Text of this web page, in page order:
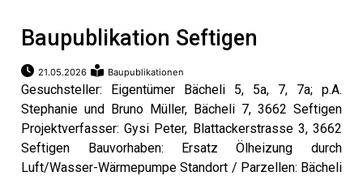
Baupublikation Seftigen
21.05.2026 Baupublikationen
Gesuchsteller: Eigentümer Bächeli 5, 5a, 7, 7a; p.A.
Stephanie und Bruno Müller, Bächeli 7, 3662 Seftigen
Projektverfasser: Gysi Peter, Blattackerstrasse 3, 3662
Seftigen Bauvorhaben: Ersatz Ölheizung durch
Luft/Wasser-Wärmepumpe Standort / Parzellen: Bächeli